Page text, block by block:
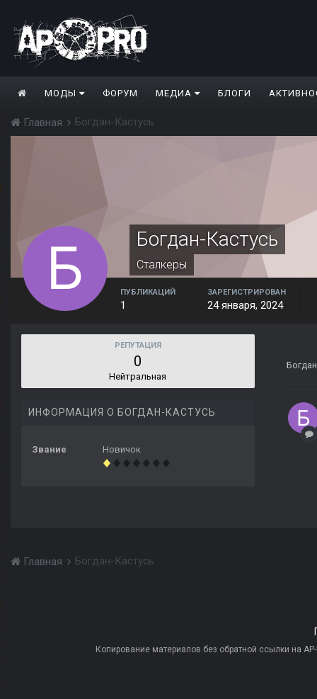
МОДЫ ФОРУМ МЕДИА БЛОГИ
Главная Богдан-Кастусь
Богдан-Кастусь
Сталкеры
ПУБЛИКАЦИЙ
1
ЗАРЕГИСТРИРОВАН
24 января, 2024
РЕПУТАЦИЯ
0
Нейтральная
ИНФОРМАЦИЯ О БОГДАН-КАСТУСЬ
Звание Новичок
Главная Богдан-Кастусь
Копирование материалов без обратной ссылки на